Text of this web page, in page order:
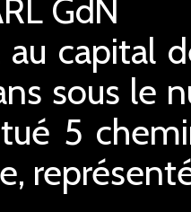
GdN
au capital
sous le
5